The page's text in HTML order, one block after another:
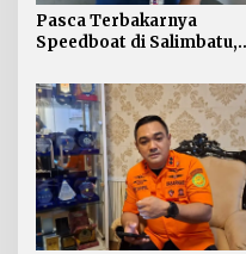
Pasca Terbakarnya
Speedboat di Salimbatu,
Pengawasan dan Edukasi
Awak Kapal